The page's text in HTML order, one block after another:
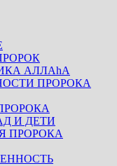
АЛЛАhА
ПРОРОКА
И ДЕТИ
ПРОРОКА